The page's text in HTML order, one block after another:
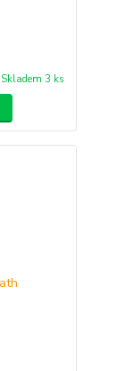
Skladem 3 ks